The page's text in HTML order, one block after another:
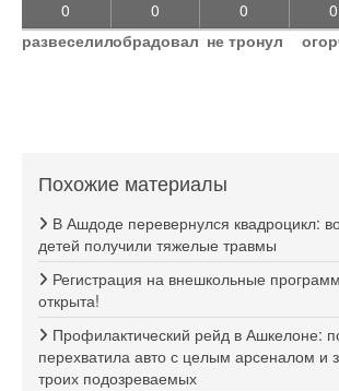
0
развеселил
0
обрадовал
0
не тронул
0
Похожие материалы
В Ашдоде перевернулся квадроцикл:
детей получили тяжелые травмы
Регистрация на внешкольные
открыта!
Профилактический рейд в Ашкелоне:
перехватила авто с целым арсеналом и
троих подозреваемых